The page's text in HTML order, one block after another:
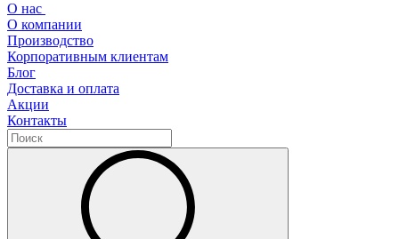
О нас
О компании
Производство
Корпоративным клиентам
Блог
Доставка и оплата
Акции
Контакты